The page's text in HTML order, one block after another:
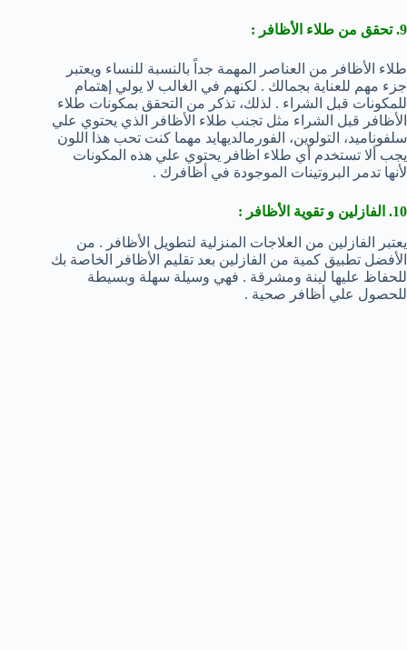
9. تحقق من طلاء الأظافر :
طلاء الأظافر من العناصر المهمة جداً بالنسبة للنساء ويعتبر
جزء مهم للعناية بجمالك . لكنهم في الغالب لا يولي إهتمام
للمكونات قبل الشراء . لذلك، تذكر من التحقق بمكونات طلاء
الأظافر قبل الشراء مثل تجنب طلاء الأظافر الذي يحتوي علي
سلفوناميد، التولوين، الفورمالديهايد مهما كنت تحب هذا اللون
يجب ألا تستخدم أي طلاء اظافر يحتوي علي هذه المكونات
لأنها تدمر البروتينات الموجودة في أظافرك .
10. الفازلين و تقوية الأظافر :
يعتبر الفازلين من العلاجات المنزلية لتطويل الأظافر . من
الأفضل تطبيق كمية من الفازلين بعد تقليم الأظافر الخاصة بك
للحفاظ عليها لينة ومشرقة . فهي وسيلة سهلة وبسيطة
للحصول علي أظافر صحية .